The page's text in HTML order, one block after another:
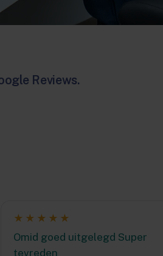
Reviews.
★★★★★
Omid goed uitgelegd Super
tevreden